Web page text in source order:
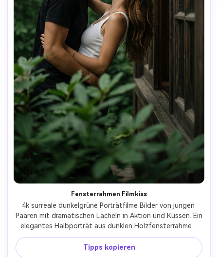
Fensterrahmen Filmkiss
4k surreale dunkelgrüne Porträtfilme Bilder von jungen
Paaren mit dramatischen Lächeln in Aktion und Küssen. Ein
elegantes Halbporträt aus dunklen Holzfensterrahmen
mit sanfter und melancholischer Beleuchtung. Der
Hintergrund zeichnet sich durch sehr verschwommene,
Tipps kopieren